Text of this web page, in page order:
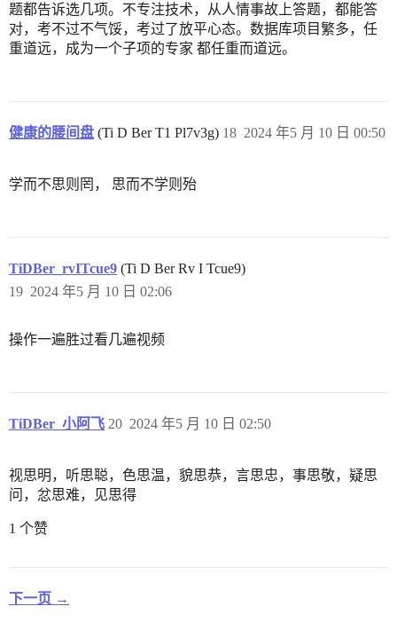
题都告诉选几项。不专注技术，从人情事故上答题，都能答
对，考不过不气馁，考过了放平心态。数据库项目繁多，任
重道远，成为一个子项的专家 都任重而道远。
健康的腰间盘 (Ti D Ber T1 Pl7v3g) 2024 年5 月 10 日 00:50
18
学而不思则罔， 思而不学则殆
TiDBer_rvITcue9 (Ti D Ber Rv I Tcue9)
2024 年5 月 10 日 02:06
19
操作一遍胜过看几遍视频
TiDBer_小阿飞 2024 年5 月 10 日 02:50
20
视思明，听思聪，色思温，貌思恭，言思忠，事思敬，疑思
问，忿思难，见思得
1 个赞
下一页 →